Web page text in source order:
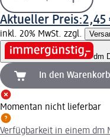
Aktueller Preis:2,45
inkl. 20% MwSt. zzgl.
dm
In den Warenkorb
Momentan nicht lieferbar
Verfügbarkeit in einem dm